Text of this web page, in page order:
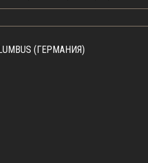
(ГЕРМАНИЯ)